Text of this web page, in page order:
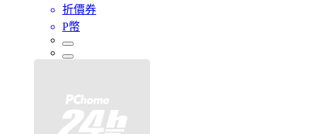
折價券
P幣